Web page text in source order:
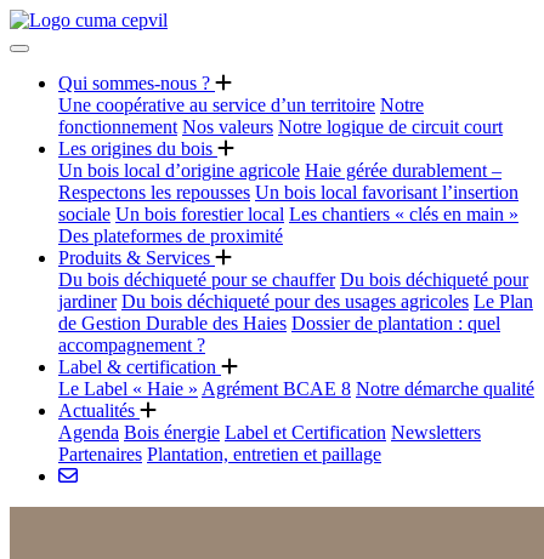
Qui sommes-nous ?
Une coopérative au service d’un territoire Notre
fonctionnement Nos valeurs Notre logique de circuit court
Les origines du bois
Un bois local d’origine agricole Haie gérée durablement –
Respectons les repousses Un bois local favorisant l’insertion
sociale Un bois forestier local Les chantiers « clés en main »
Des plateformes de proximité
Produits & Services
Du bois déchiqueté pour se chauffer Du bois déchiqueté pour
jardiner Du bois déchiqueté pour des usages agricoles Le Plan
de Gestion Durable des Haies Dossier de plantation : quel
accompagnement ?
Label & certification
Le Label « Haie » Agrément BCAE 8 Notre démarche qualité
Actualités
Agenda Bois énergie Label et Certification Newsletters
Partenaires Plantation, entretien et paillage